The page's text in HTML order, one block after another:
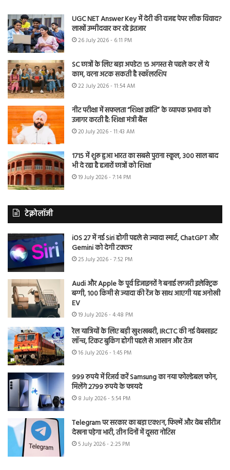
UGC NET Answer Key में देरी की वजह पेपर लीक विवाद?
लाखों उम्मीदवार कर रहे इंतजार
26 July 2026 - 6:11 PM
SC छात्रों के लिए बड़ा अपडेट! 15 अगस्त से पहले कर लें ये
काम, वरना अटक सकती है स्कॉलरशिप
22 July 2026 - 11:54 AM
नीट परीक्षा में सफलता “शिक्षा क्रांति” के व्यापक प्रभाव को
उजागर करती है: शिक्षा मंत्री बैंस
20 July 2026 - 11:43 AM
1715 में शुरू हुआ भारत का सबसे पुराना स्कूल, 300 साल बाद
भी दे रहा है हजारों छात्रों को शिक्षा
19 July 2026 - 7:14 PM
टेक्नोलॉजी
iOS 27 में नई Siri होगी पहले से ज्यादा स्मार्ट, ChatGPT और
Gemini को देगी टक्कर
25 July 2026 - 7:52 PM
Audi और Apple के पूर्व डिजाइनरों ने बनाई लग्जरी इलेक्ट्रिक
बग्गी, 100 किमी से ज्यादा की रेंज के साथ आएगी यह अनोखी
EV
19 July 2026 - 4:48 PM
रेल यात्रियों के लिए बड़ी खुशखबरी, IRCTC की नई वेबसाइट
लॉन्च, टिकट बुकिंग होगी पहले से आसान और तेज
16 July 2026 - 1:45 PM
999 रुपये में रिजर्व करें Samsung का नया फोल्डेबल फोन,
मिलेंगे 2799 रुपये के फायदे
8 July 2026 - 5:54 PM
Telegram पर सरकार का बड़ा एक्शन, फिल्में और वेब सीरीज
देखना पड़ेगा भारी, तीन दिनों में दूसरा नोटिस
5 July 2026 - 2:25 PM